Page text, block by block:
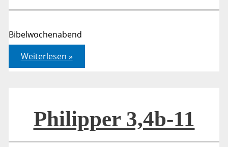
Bibelwochenabend
Philipper
3,17
–
Weiterlesen »
Philipper 3,4b-11